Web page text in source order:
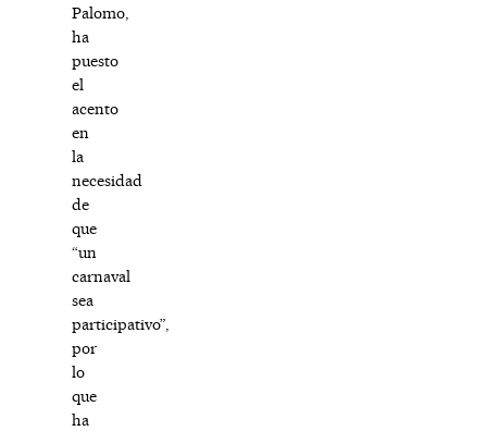
Palomo,
ha
puesto
el
acento
en
la
necesidad
de
que
“un
carnaval
sea
participativo”,
por
lo
que
ha